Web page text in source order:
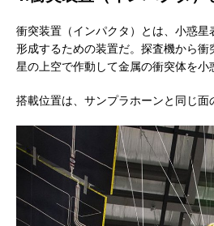
衝突装置（インパクタ）とは、小惑
形成するための装置だ。探査機から
星の上空で作動して金属の衝突体を小
搭載位置は、サンプラホーンと同じ面